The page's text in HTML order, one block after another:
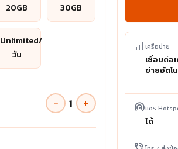
20GB 30GB
Unlimited/
วัน
− 1 +
signal_cellular_alt เครือข่าย
เชื่อมต่อ
ข่ายอัตโ
wifi_tetheringแชร์
ได้